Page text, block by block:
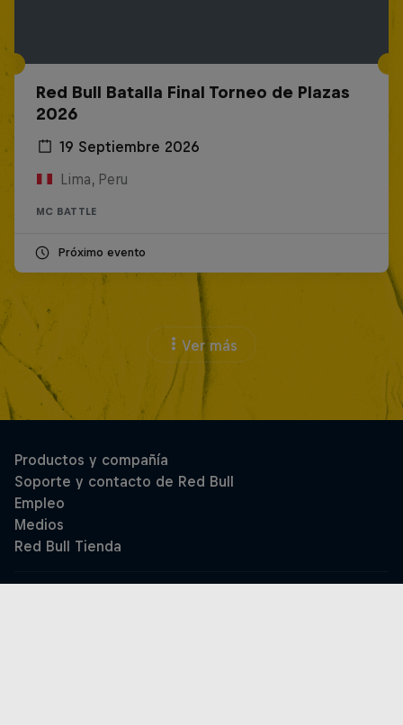
Red Bull Batalla Final Torneo de Plazas
2026
19 Septiembre 2026
Lima, Peru
MC BATTLE
Próximo evento
Ver más